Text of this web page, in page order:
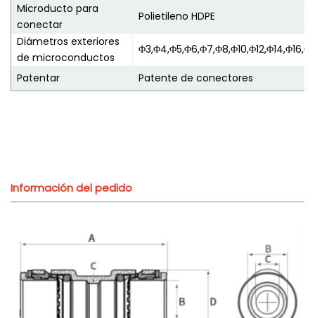
Microducto para
conectar
Polietileno HDPE
Diámetros exteriores
de microconductos
Patentar Patente de conectores
Información del pedido